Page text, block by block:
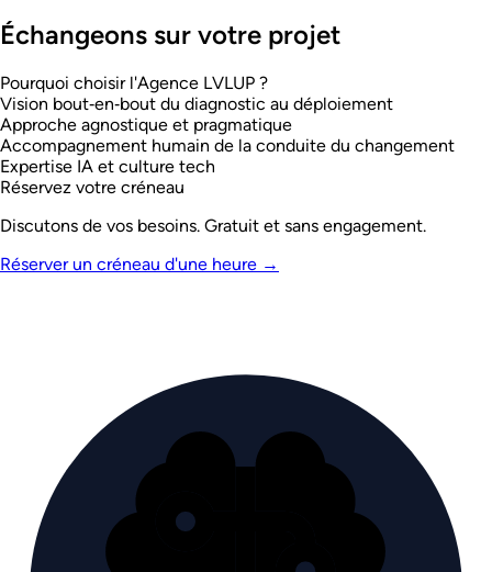
Échangeons sur votre projet
Pourquoi choisir l'Agence LVLUP ?
Vision bout‑en‑bout du diagnostic au déploiement
Approche agnostique et pragmatique
Accompagnement humain de la conduite du changement
Expertise IA et culture tech
Réservez votre créneau
Discutons de vos besoins. Gratuit et sans engagement.
Réserver un créneau d'une heure →